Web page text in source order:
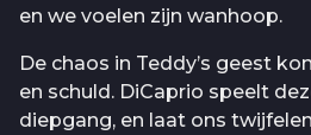
en we voelen zijn wanhoop.
De chaos in Teddy’s geest
en schuld. DiCaprio speelt
diepgang, en laat ons